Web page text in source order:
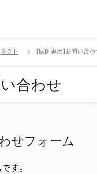
クト 【医師専用】お問い合わ
合わせ
せフォーム
す。